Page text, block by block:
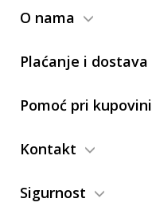
O nama
Plaćanje i dostava
Pomoć pri kupovini
Kontakt
Sigurnost